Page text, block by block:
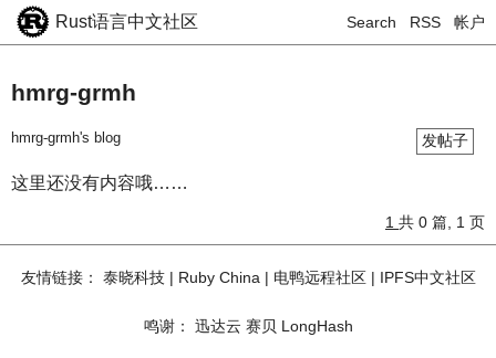
Rust语言中文社区 Search RSS 帐户
hmrg-grmh
发帖子
hmrg-grmh's blog
这里还没有内容哦……
1 共 0 篇, 1 页
友情链接： 泰晓科技| Ruby China | 电鸭远程社区| IPFS中文社区
鸣谢： 迅达云 赛贝 LongHash